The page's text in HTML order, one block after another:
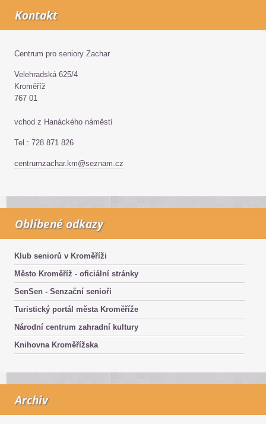
Kontakt
Centrum pro seniory Zachar
Velehradská 625/4
Kroměříž
767 01
vchod z Hanáckého náměstí
Tel.: 728 871 826
centrumzachar.km@seznam.cz
Oblíbené odkazy
Klub seniorů v Kroměříži
Město Kroměříž - oficiální stránky
SenSen - Senzační senioři
Turistický portál města Kroměříže
Národní centrum zahradní kultury
Knihovna Kroměřížska
Archiv